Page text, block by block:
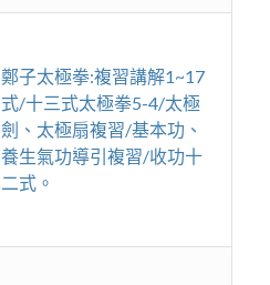
鄭子太極拳:複習講解1~17
式/十三式太極拳5-4/太極
劍、太極扇複習/基本功、
養生氣功導引複習/收功十
二式。